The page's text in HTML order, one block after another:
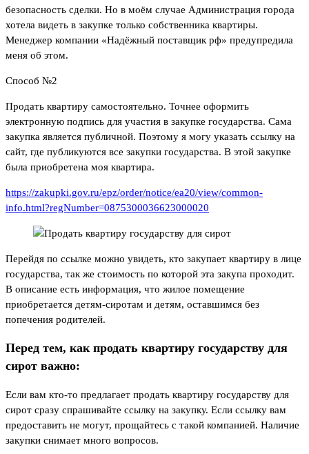
безопасность сделки. Но в моём случае Администрация города
хотела видеть в закупке только собственника квартиры.
Менеджер компании «Надёжный поставщик рф» предупредила
меня об этом.
Способ №2
Продать квартиру самостоятельно. Точнее оформить
электронную подпись для участия в закупке государства. Сама
закупка является публичной. Поэтому я могу указать ссылку на
сайт, где публикуются все закупки государства. В этой закупке
была приобретена моя квартира.
https://zakupki.gov.ru/epz/order/notice/ea20/view/common-
info.html?regNumber=0875300036623000020
Перейдя по ссылке можно увидеть, кто закупает квартиру в лице
государства, так же стоимость по которой эта закупа проходит.
В описание есть информация, что жилое помещение
приобретается детям-сиротам и детям, оставшимся без
попечения родителей.
Перед тем, как продать квартиру государству для
сирот важно:
Если вам кто-то предлагает продать квартиру государству для
сирот сразу спрашивайте ссылку на закупку. Если ссылку вам
предоставить не могут, прощайтесь с такой компанией. Наличие
закупки снимает много вопросов.